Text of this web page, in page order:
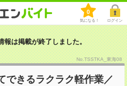
0
気になる！ ログイン
報は掲載が終了しました。
No.TSSTKA_東海08
できるラクラク軽作業／